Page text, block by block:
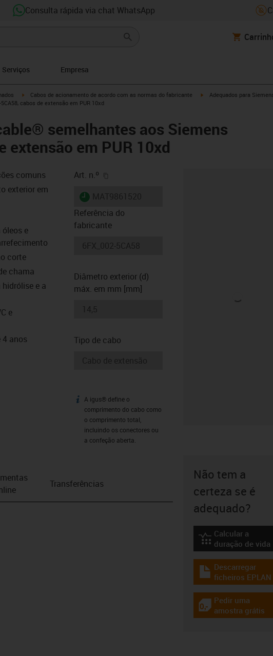
Consulta rápida via chat WhatsApp
Serviços Empresa
igus-icon-arrow-right
Cabos de acionamento de acordo com as normas do fabricante igus-icon-arrow-right
Adequados para
cabos de extensão em PUR 10xd
semelhantes aos Siemens
extensão em PUR 10xd
comuns
exterior em
e
corte
chama
e a
e
anos
Art. n.º
igus-icon-lieferzeit
Referência do
fabricante
Diâmetro exterior (d)
máx. em mm [mm]
Tipo de cabo
igus-icon-info
A igus® define o
comprimento do cabo como
o comprimento total,
incluindo os conectores ou
a confeção aberta.
Transferências
Não tem a
certeza se é
adequado?
igus-icon-
Calcular a
duração de vida
igus-icon-download-
Descarregar
ficheiros EPLAN
igus-icon-gratismuster
Pedir uma
amostra grátis